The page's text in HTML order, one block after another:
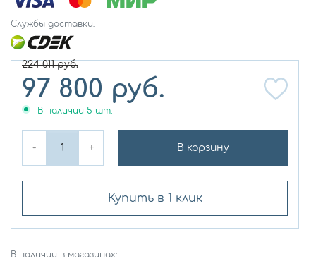
Службы доставки:
224 011руб.
97 800 руб.
В наличии 5 шт.
- + В корзину
Купить в 1 клик
В наличии в магазинах: